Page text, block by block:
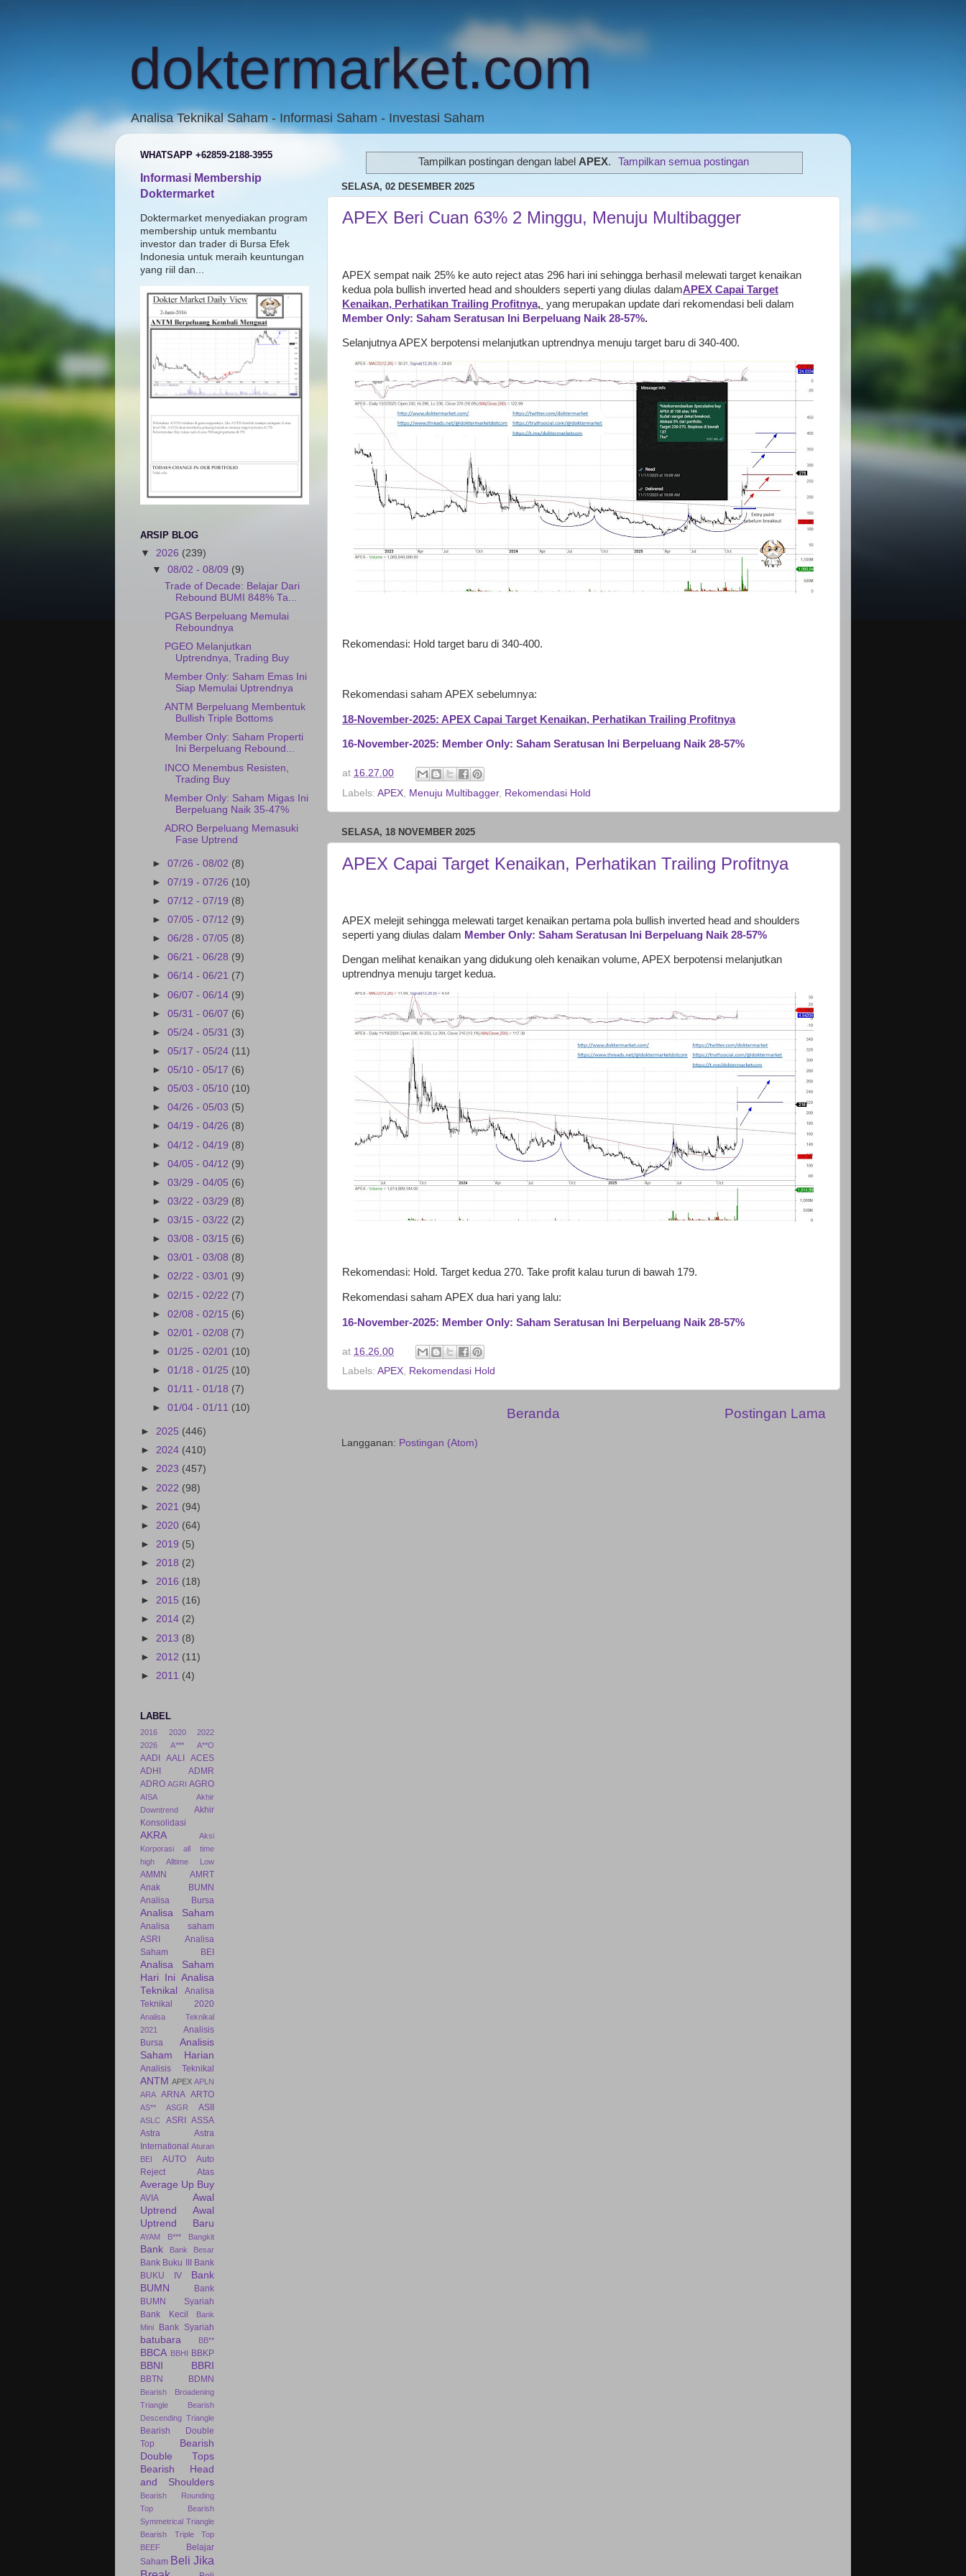
doktermarket.com
Analisa Teknikal Saham - Informasi Saham - Investasi Saham
Tampilkan postingan dengan labelAPEX. Tampilkan semua postingan
SELASA, 02 DESEMBER 2025
APEX Beri Cuan 63% 2 Minggu, Menuju Multibagger
APEX sempat naik 25% ke auto reject atas 296 hari ini sehingga berhasil melewati target kenaikan
kedua pola bullish inverted head and shoulders seperti yang diulas dalamAPEX Capai Target
Kenaikan, Perhatikan Trailing Profitnya, yang merupakan update dari rekomendasi beli dalam
Member Only: Saham Seratusan Ini Berpeluang Naik 28-57%.
Selanjutnya APEX berpotensi melanjutkan uptrendnya menuju target baru di 340-400.
Rekomendasi: Hold target baru di 340-400.
Rekomendasi saham APEX sebelumnya:
18-November-2025: APEX Capai Target Kenaikan, Perhatikan Trailing Profitnya
16-November-2025: Member Only: Saham Seratusan Ini Berpeluang Naik 28-57%
at 16.27.00
Labels: APEX, Menuju Multibagger, Rekomendasi Hold
SELASA, 18 NOVEMBER 2025
APEX Capai Target Kenaikan, Perhatikan Trailing Profitnya
APEX melejit sehingga melewati target kenaikan pertama pola bullish inverted head and shoulders
seperti yang diulas dalam Member Only: Saham Seratusan Ini Berpeluang Naik 28-57%
Dengan melihat kenaikan yang didukung oleh kenaikan volume, APEX berpotensi melanjutkan
uptrendnya menuju target kedua.
Rekomendasi: Hold. Target kedua 270. Take profit kalau turun di bawah 179.
Rekomendasi saham APEX dua hari yang lalu:
16-November-2025: Member Only: Saham Seratusan Ini Berpeluang Naik 28-57%
at 16.26.00
Labels: APEX, Rekomendasi Hold
Postingan Lama
Beranda
Langganan: Postingan (Atom)
WHATSAPP +62859-2188-3955
Informasi Membership
Doktermarket
Doktermarket menyediakan program
membership untuk membantu
investor dan trader di Bursa Efek
Indonesia untuk meraih keuntungan
yang riil dan...
ARSIP BLOG
▼ 2026 (239)
▼08/02 - 08/09 (9)
Trade of Decade: Belajar Dari
Rebound BUMI 848% Ta...
PGAS Berpeluang Memulai
Reboundnya
PGEO Melanjutkan
Uptrendnya, Trading Buy
Member Only: Saham Emas Ini
Siap Memulai Uptrendnya
ANTM Berpeluang Membentuk
Bullish Triple Bottoms
Member Only: Saham Properti
Ini Berpeluang Rebound...
INCO Menembus Resisten,
Trading Buy
Member Only: Saham Migas Ini
Berpeluang Naik 35-47%
ADRO Berpeluang Memasuki
Fase Uptrend
►07/26 - 08/02 (8)
►07/19 - 07/26 (10)
►07/12 - 07/19 (8)
►07/05 - 07/12 (9)
►06/28 - 07/05 (8)
►06/21 - 06/28 (9)
►06/14 - 06/21 (7)
►06/07 - 06/14 (9)
►05/31 - 06/07 (6)
►05/24 - 05/31 (3)
►05/17 - 05/24 (11)
►05/10 - 05/17 (6)
►05/03 - 05/10 (10)
►04/26 - 05/03 (5)
►04/19 - 04/26 (8)
►04/12 - 04/19 (8)
►04/05 - 04/12 (9)
►03/29 - 04/05 (6)
►03/22 - 03/29 (8)
►03/15 - 03/22 (2)
►03/08 - 03/15 (6)
►03/01 - 03/08 (8)
►02/22 - 03/01 (9)
►02/15 - 02/22 (7)
►02/08 - 02/15 (6)
►02/01 - 02/08 (7)
►01/25 - 02/01 (10)
►01/18 - 01/25 (10)
►01/11 - 01/18 (7)
►01/04 - 01/11 (10)
► 2025 (446)
► 2024 (410)
► 2023 (457)
► 2022 (98)
► 2021 (94)
► 2020 (64)
► 2019 (5)
► 2018 (2)
► 2016 (18)
► 2015 (16)
► 2014 (2)
► 2013 (8)
► 2012 (11)
► 2011 (4)
LABEL
2016 2020
2022
2026
A*** A**O
AADI AALI
ACES
ADHI
ADMR
ADRO AGRI AGRO
AISA
Akhir
Downtrend
Akhir
Konsolidasi
AKRA
Aksi
Korporasi
all time
high
Alltime Low
AMMN
AMRT
Anak BUMN
Analisa Bursa
Analisa Saham
Analisa saham
ASRI
Analisa
Saham BEI
Analisa Saham
Hari Ini Analisa
Teknikal
Analisa
Teknikal 2020
Analisa Teknikal
2021
Analisis
Bursa
Analisis
Saham Harian
Analisis Teknikal
ANTM APEX APLN
ARA ARNA ARTO
AS** ASGR ASII
ASLC ASRI
ASSA
Astra
Astra
International Aturan
BEI
AUTO
Auto
Reject Atas
Average Up Buy
AVIA
Awal
Uptrend
Awal
Uptrend Baru
AYAM B*** Bangkit
Bank Bank Besar
Bank Buku III
Bank
BUKU IV
Bank
BUMN
Bank
BUMN Syariah
Bank Kecil
Bank
Mini
Bank Syariah
batubara BB**
BBCA BBHI BBKP
BBNI BBRI
BBTN BDMN
Bearish Broadening
Triangle
Bearish
Descending Triangle
Bearish Double
Top
Bearish
Double Tops
Bearish Head
and Shoulders
Bearish Rounding
Top
Bearish
Symmetrical Triangle
Bearish Triple Top
BEEF
Belajar
Saham Beli Jika